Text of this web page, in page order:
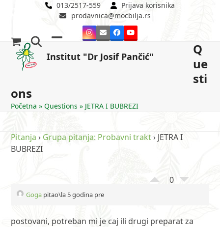
013/2517-559
Prijava korisnika
prodavnica@mocbilja.rs
Instagram
EmailFacebookYouTube
Institut "Dr Josif Pančić"
mobile
mobile
Q
ue
sti
ons
Početna »Questions » JETRA I BUBREZI
Pitanja › Grupa pitanja: Probavni trakt› JETRA I
BUBREZI
0
Goga pitao\la 5 godina pre
postovani, potreban mi je caj ili drugi preparat za